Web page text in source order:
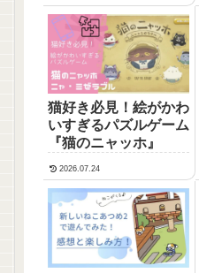
猫好き必見！絵がかわ
いすぎるパズルゲーム
『猫のニャッホ』
2026.07.24